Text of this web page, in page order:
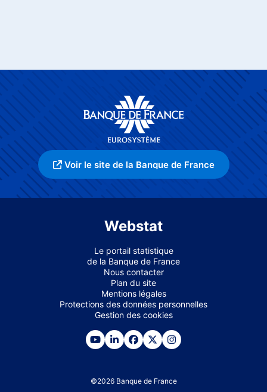
Voir le site de la Banque de France
Webstat
Le portail statistique
de la Banque de France
Nous contacter
Plan du site
Mentions légales
Protections des données personnelles
Gestion des cookies
©2026 Banque de France